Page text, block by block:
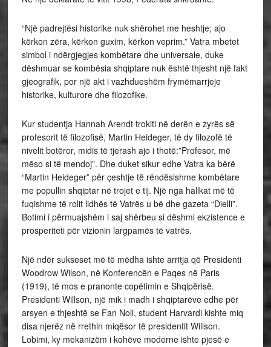
“Një padrejtësi historike nuk shërohet me heshtje; ajo
kërkon zëra, kërkon guxim, kërkon veprim.” Vatra mbetet
simbol i ndërgjegjes kombëtare dhe universale, duke
dëshmuar se kombësia shqiptare nuk është thjesht një fakt
gjeografik, por një akt i vazhdueshëm frymëmarrjeje
historike, kulturore dhe filozofike.
Kur studentja Hannah Arendt trokiti në derën e zyrës së
profesorit të filozofisë, Martin Heideger, të dy filozofë të
nivelit botëror, midis të tjerash ajo i thotë:”Profesor, më
mëso si të mendoj”. Dhe duket sikur edhe Vatra ka bërë
“Martin Heideger” për çeshtje të rëndësishme kombëtare
me popullin shqiptar në trojet e tij. Një nga hallkat më të
fuqishme të rolit lidhës të Vatrës u bë dhe gazeta “Dielli”.
Botimi i përmuajshëm i saj shërbeu si dëshmi ekzistence e
prosperiteti për vizionin largpamës të vatrës.
Një ndër sukseset më të mëdha ishte arritja që Presidenti
Woodrow Wilson, në Konferencën e Paqes në Paris
(1919), të mos e pranonte copëtimin e Shqipërisë.
Presidenti Willson, një mik i madh i shqiptarëve edhe për
arsyen e thjeshtë se Fan Noli, student Harvardi kishte miq
disa njerëz në rrethin miqësor të presidentit Willson.
Lobimi, ky mekanizëm i kohëve moderne ishte pjesë e